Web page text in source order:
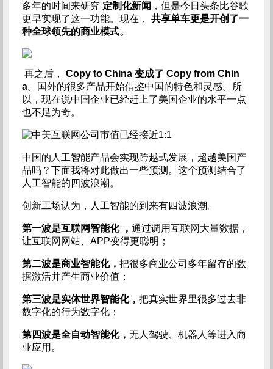
多年的时间来研究 定制化新闻 ，但是今日头条比谷歌
更早实现了这一功能。现在， 共享单车更是开创了一
种全球领先的商业模式。
​ 再之后， Copy to China 变成了 Copy from Chin
a。国外的很多产品开始借鉴中国的特色和灵感。所
以，现在说中国企业已经赶上了美国企业的水平一点
也不足为奇。
中国的人工智能产品会实现跨越式发展，超越美国产
品吗？下面我将对此做出一些预测。这个预测结合了
人工智能的四波浪潮。
创新工场认为，人工智能的到来有四波浪潮。
第一波是互联网智能化 ， 通过调用互联网大量数据，
让互联网网站、APP变得更聪明；
第二波是商业智能化， 把很多商业公司多年留存的数
据激活并产生商业价值；
第三波是实体世界智能化， 把真实世界里很多过去非
数字化的行为数字化；
第四波是全自动智能化， 无人驾驶、机器人等进入商
业应用。